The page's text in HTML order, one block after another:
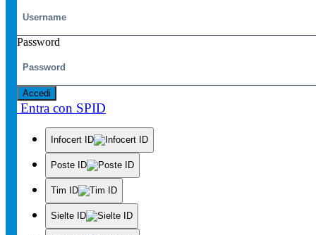
Password
Accedi
Entra con SPID
Infocert ID
Poste ID
Tim ID
Sielte ID